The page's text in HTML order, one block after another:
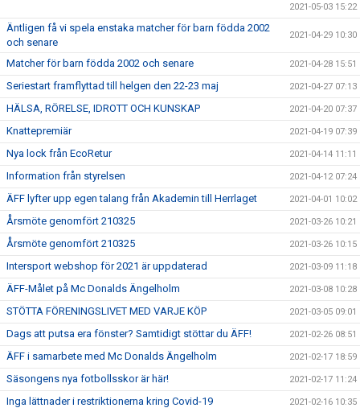
2021-05-03 15:22
Äntligen få vi spela enstaka matcher för barn födda 2002
och senare
2021-04-29 10:30
Matcher för barn födda 2002 och senare 2021-04-28 15:51
Seriestart framflyttad till helgen den 22-23 maj 2021-04-27 07:13
HÄLSA, RÖRELSE, IDROTT OCH KUNSKAP 2021-04-20 07:37
Knattepremiär 2021-04-19 07:39
Nya lock från EcoRetur 2021-04-14 11:11
Information från styrelsen 2021-04-12 07:24
ÄFF lyfter upp egen talang från Akademin till Herrlaget 2021-04-01 10:02
Årsmöte genomfört 210325 2021-03-26 10:21
Årsmöte genomfört 210325 2021-03-26 10:15
Intersport webshop för 2021 är uppdaterad 2021-03-09 11:18
ÄFF-Målet på Mc Donalds Ängelholm 2021-03-08 10:28
STÖTTA FÖRENINGSLIVET MED VARJE KÖP 2021-03-05 09:01
Dags att putsa era fönster? Samtidigt stöttar du ÄFF! 2021-02-26 08:51
ÄFF i samarbete med Mc Donalds Ängelholm 2021-02-17 18:59
Säsongens nya fotbollsskor är här! 2021-02-17 11:24
Inga lättnader i restriktionerna kring Covid-19 2021-02-16 10:35